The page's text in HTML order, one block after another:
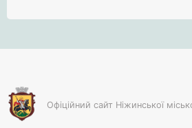
Офіційний сайт Ніжинської